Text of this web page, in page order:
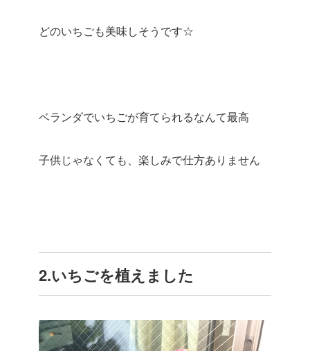
どのいちごも美味しそうです☆
ベランダでいちごが育てられるなんて最高
子供じゃなくても、楽しみで仕方ありません
2.いちごを植えました